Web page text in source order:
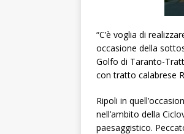
“C’è voglia di
occasione della
Golfo di Taranto-
con tratto calabrese
Ripoli in
nell’ambito della
paesaggistico.